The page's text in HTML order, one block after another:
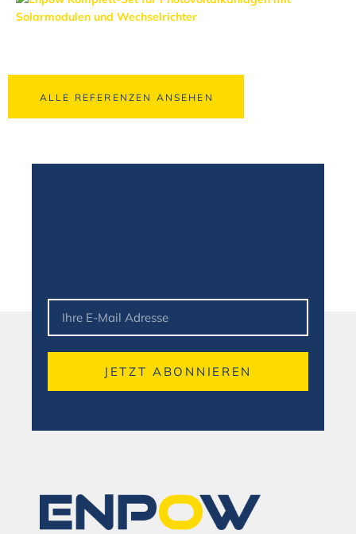
ALLE REFERENZEN ANSEHEN
JETZT ABONNIEREN